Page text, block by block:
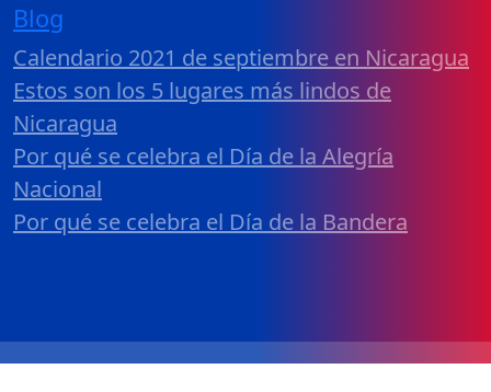
Blog
Calendario 2021 de septiembre en Nicaragua
Estos son los 5 lugares más lindos de
Nicaragua
Por qué se celebra el Día de la Alegría
Nacional
Por qué se celebra el Día de la Bandera